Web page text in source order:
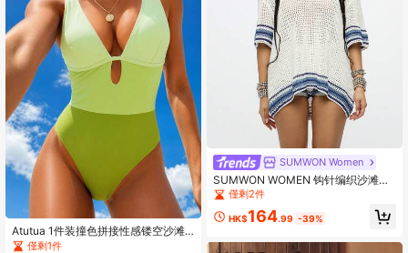
Atutua 1件装撞色拼接性感镂空沙滩
度假连衣裙，夏季
僅剩1件
SUMWON Women
SUMWON WOMEN 钩针编织沙滩罩
衫超大 V 领束腰外衣条纹细节夏季泳
衣罩衫波西米亚风度假泳池装网眼针
织上衣
僅剩2件
HK$164.99 -39%